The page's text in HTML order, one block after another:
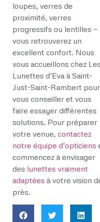
loupes, verres de
proximité, verres
progressifs ou lentilles —
vous retrouverez un
excellent confort. Nous
vous accueillons chez Les
Lunettes d’Eva à Saint-
Just-Saint-Rambert pour
vous conseiller et vous
faire essayer différentes
solutions. Pour préparer
votre venue, contactez
notre équipe d’opticiens
commencez à envisager
des lunettes vraiment
adaptées à votre vision
près.